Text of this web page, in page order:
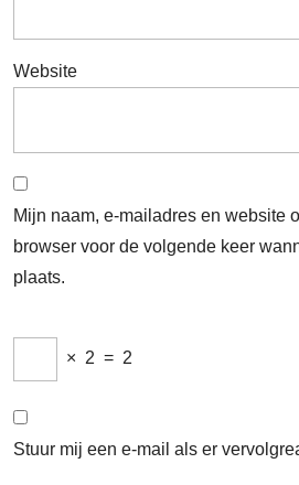
Website
Mijn naam, e-mailadres en website
browser voor de volgende keer
plaats.
× 2 = 2
Stuur mij een e-mail als er